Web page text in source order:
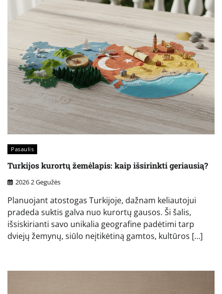
Pasaulis
Turkijos kurortų žemėlapis: kaip išsirinkti geriausią?
2026 2 Gegužės
Planuojant atostogas Turkijoje, dažnam keliautojui
pradeda suktis galva nuo kurortų gausos. Ši šalis,
išsiskirianti savo unikalia geografine padėtimi tarp
dviejų žemynų, siūlo neįtikėtiną gamtos, kultūros […]